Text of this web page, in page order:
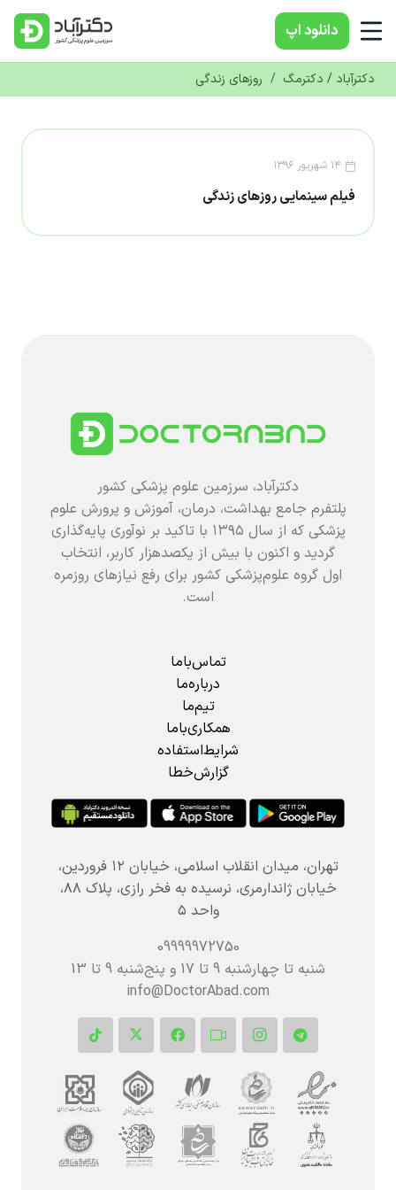
دانلود‌ اپ
دکترآباد / دکترمگ / روزهای زندگی
۱۴ شهریور ۱۳۹۶
فیلم سینمایی روزهای زندگی
دکترآباد، سرزمین علوم پزشکی کشور
پلتفرم جامع بهداشت، درمان، آموزش و پرورش علوم
پزشکی که از سال ۱۳۹۵ با تاکید بر نوآوری پایه‌گذاری
گردید و اکنون با بیش از یکصدهزار کاربر، انتخاب
اول گروه علوم‌پزشکی کشور برای رفع نیازهای روزمره
است.
تماس‌باما
درباره‌ما
تیم‌ما
همکاری‌باما
شرایط‌استفاده
گزارش‌خطا
تهران، میدان انقلاب اسلامی، خیابان ۱۲ فروردین،
خیابان ژاندارمری، نرسیده به فخر رازی، پلاک ۸۸،
واحد ۵
09999972750
شنبه تا چهارشنبه 9 تا 17 و پنج‌شنبه‌ 9 تا 13
info@DoctorAbad.com